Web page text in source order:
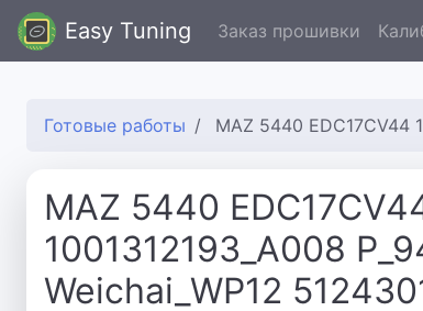
Easy Tuning Заказ прошивки
Готовые работы MAZ 5440 EDC17CV44
MAZ 5440
1001312193_A008
Weichai_WP12